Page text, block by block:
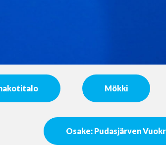
Mökki
Osake: Pudasjärven